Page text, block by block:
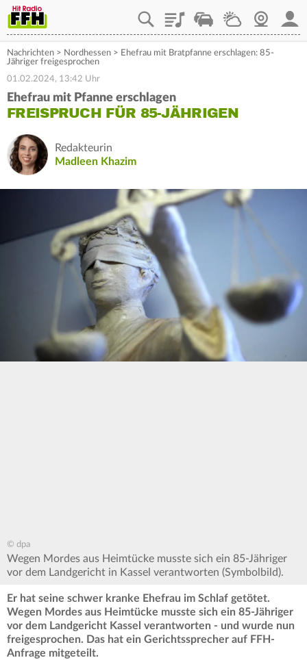
PlaylistStaupilotWetterWebcam
Nachrichten > Nordhessen > Ehefrau mit Bratpfanne erschlagen: 85-
Jähriger freigesprochen
01.02.2024, 13:42 Uhr
Ehefrau mit Pfanne erschlagen
FREISPRUCH FÜR 85-JÄHRIGEN
Redakteurin
Madleen Khazim
© dpa
Wegen Mordes aus Heimtücke musste sich ein 85-Jähriger
vor dem Landgericht in Kassel verantworten (Symbolbild).
Er hat seine schwer kranke Ehefrau im Schlaf getötet.
Wegen Mordes aus Heimtücke musste sich ein 85-Jähriger
vor dem Landgericht Kassel verantworten - und wurde nun
freigesprochen. Das hat ein Gerichtssprecher auf FFH-
Anfrage mitgeteilt.